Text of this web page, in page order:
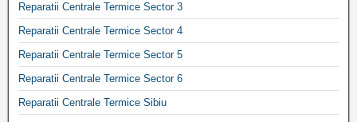
Reparatii Centrale Termice Sector 3
Reparatii Centrale Termice Sector 4
Reparatii Centrale Termice Sector 5
Reparatii Centrale Termice Sector 6
Reparatii Centrale Termice Sibiu